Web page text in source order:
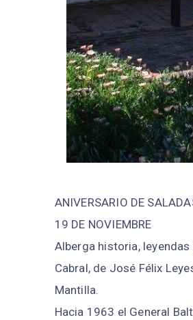
ANIVERSARIO DE
19 DE NOVIEMBRE
Alberga historia,
Cabral, de José Félix
Mantilla.
Hacia 1963 el General